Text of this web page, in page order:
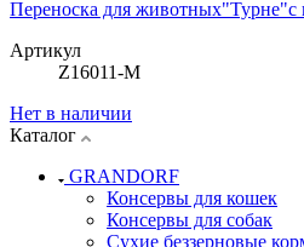
Переноска для животных"Турне"с
Артикул
Z16011-M
Нет в наличии
Каталог
GRANDORF
Консервы для кошек
Консервы для собак
Сухие беззерновые